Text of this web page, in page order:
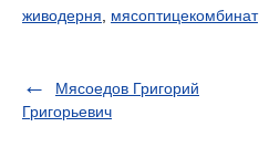
живодерня
мясоптицекомбинат
Мясоедов Григорий
Григорьевич